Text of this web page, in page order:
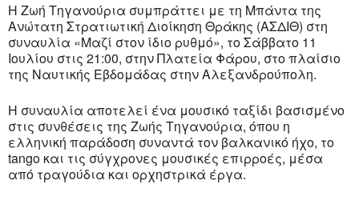
Η Ζωή Τηγανούρια συμπράττει με τη Μπάντα της
Ανώτατη Στρατιωτική Διοίκηση Θράκης (ΑΣΔΙΘ) στη
συναυλία «Μαζί στον ίδιο ρυθμό», το Σάββατο 11
Ιουλίου στις 21:00, στην Πλατεία Φάρου, στο πλαίσιο
της Ναυτικής Εβδομάδας στην Αλεξανδρούπολη.
Η συναυλία αποτελεί ένα μουσικό ταξίδι βασισμένο
στις συνθέσεις της Ζωής Τηγανούρια, όπου η
ελληνική παράδοση συναντά τον βαλκανικό ήχο, το
tango και τις σύγχρονες μουσικές επιρροές, μέσα
από τραγούδια και ορχηστρικά έργα.